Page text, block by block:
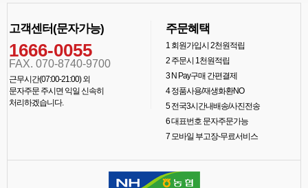
고객센터(문자가능)
1666-0055
FAX. 070-8740-9700
근무시간(07:00-21:00) 외
문자주문 주시면 익일 신속히
처리하겠습니다.
주문혜택
1 회원가입시 2천원적립
2주문시 1천원적립
3N Pay구매 간편결제
4정품사용/재생화환NO
5전국3시간내배송/사진전송
6대표번호 문자주문가능
7모바일 부고장-무료서비스